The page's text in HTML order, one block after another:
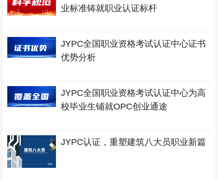
业标准铸就职业认证标杆
JYPC全国职业资格考试认证中心证书
优势分析
JYPC全国职业资格考试认证中心为高
校毕业生铺就OPC创业通途
JYPC认证，重塑建筑八大员职业新篇